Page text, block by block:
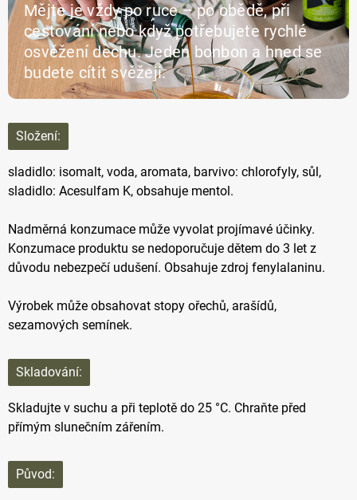
Mějte je vždy po ruce – po obědě, při
cestování nebo když potřebujete rychlé
osvěžení dechu. Jeden bonbon a hned se
budete cítit svěžeji.
Složení:
sladidlo: isomalt, voda, aromata, barvivo: chlorofyly, sůl,
sladidlo: Acesulfam K, obsahuje mentol.
Nadměrná konzumace může vyvolat projímavé účinky.
Konzumace produktu se nedoporučuje dětem do 3 let z
důvodu nebezpečí udušení. Obsahuje zdroj fenylalaninu.
Výrobek může obsahovat stopy ořechů, arašídů,
sezamových semínek.
Skladování:
Skladujte v suchu a při teplotě do 25 °C. Chraňte před
přímým slunečním zářením.
Původ: